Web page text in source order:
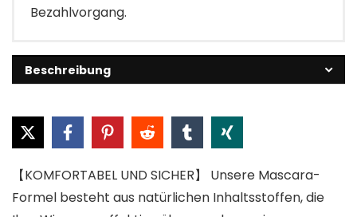
Bezahlvorgang.
Beschreibung
【KOMFORTABEL UND SICHER】 Unsere Mascara-
Formel besteht aus natürlichen Inhaltsstoffen, die